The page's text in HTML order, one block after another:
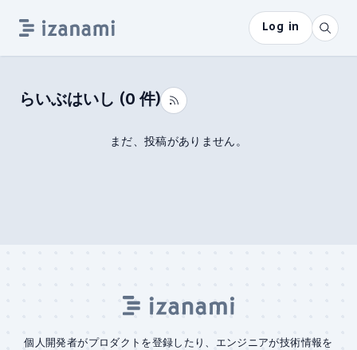
Log in
らいぶはいし (0 件)
まだ、投稿がありません。
個人開発者がプロダクトを登録したり、エンジニアが技術情報を